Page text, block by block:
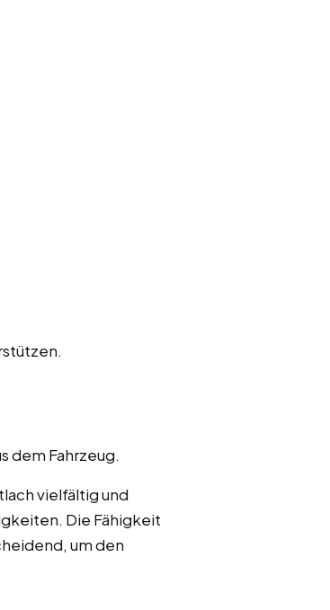
dem Fahrzeug.
vielfältig und
Die Fähigkeit
um den